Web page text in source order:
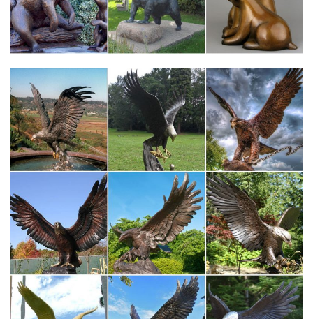
Fatal error: Uncaught Error: Call to a member function
fetch_assoc() on…
куплю ключи проводника.
Fatal error: Call to undefined method DoskaController…
Куплю персидского котенка – Цена : 465руб.
Поделка — символ Нового 2018 года Собака своими руками
из…
СодержаниеСимвол Нового 2018 года-собака: поделка из
бумаги на конкурс для ребёнка в детский садИгрушка-собака
— символ Нового 2018 года, выполненная своими руками
крючком
Интернет-Магазин Эксклюзивных подарков Hotabych
Одной из квалификаций нашего интернет-магазина считаются
подарки для мужчин. Мегапортал подарков Hotabych
несомненно поможет выбрать подарок ко дню рождения
вашему любимому, боссу, коллеге по работе.